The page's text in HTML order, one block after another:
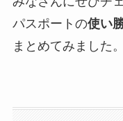
パスポートの使い
まとめてみました。